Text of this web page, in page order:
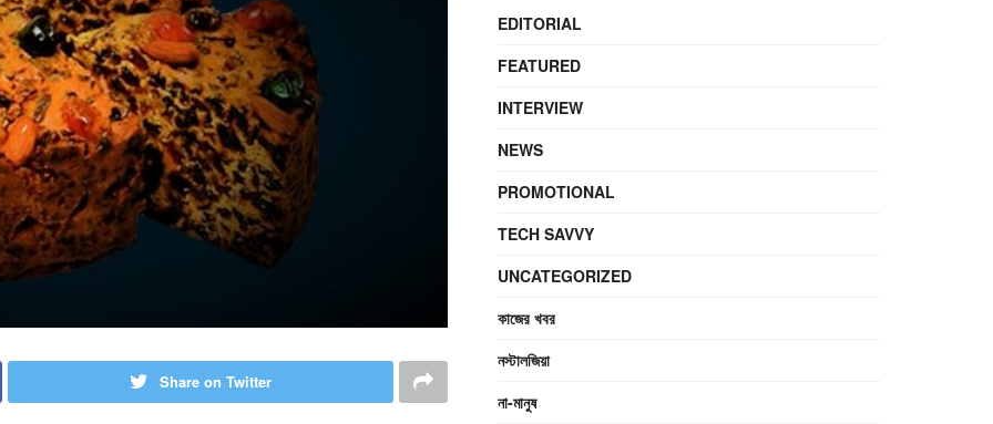
Share on Twitter
EDITORIAL
FEATURED
INTERVIEW
NEWS
PROMOTIONAL
TECH SAVVY
UNCATEGORIZED
কাজের খবর
নস্টালজিয়া
না-মানুষ